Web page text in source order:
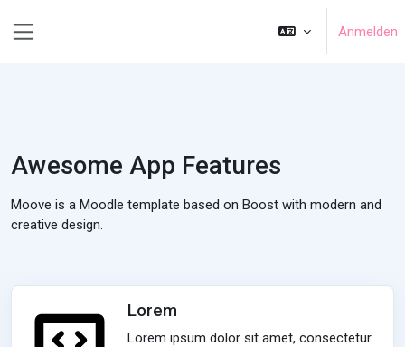
Anmelden
Awesome App Features
Moove is a Moodle template based on Boost with modern and
creative design.
Lorem
Lorem ipsum dolor sit amet, consectetur